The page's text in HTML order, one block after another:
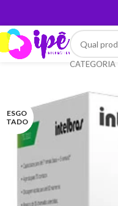
CATEGORIA
ESGO
TADO